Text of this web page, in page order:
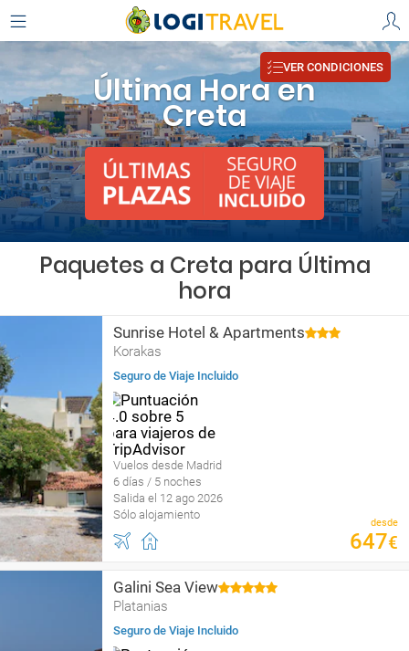
Última Hora en
Creta
VER CONDICIONES
Paquetes a Creta para Última
hora
Sunrise Hotel & Apartments
Korakas
Seguro de Viaje Incluido
Vuelos desde Madrid
6 días / 5 noches
Salida el 12 ago 2026
Sólo alojamiento
desde
647€
Galini Sea View
Platanias
Seguro de Viaje Incluido